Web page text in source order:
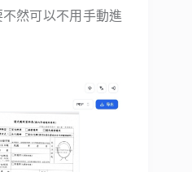
然可以不用手動進